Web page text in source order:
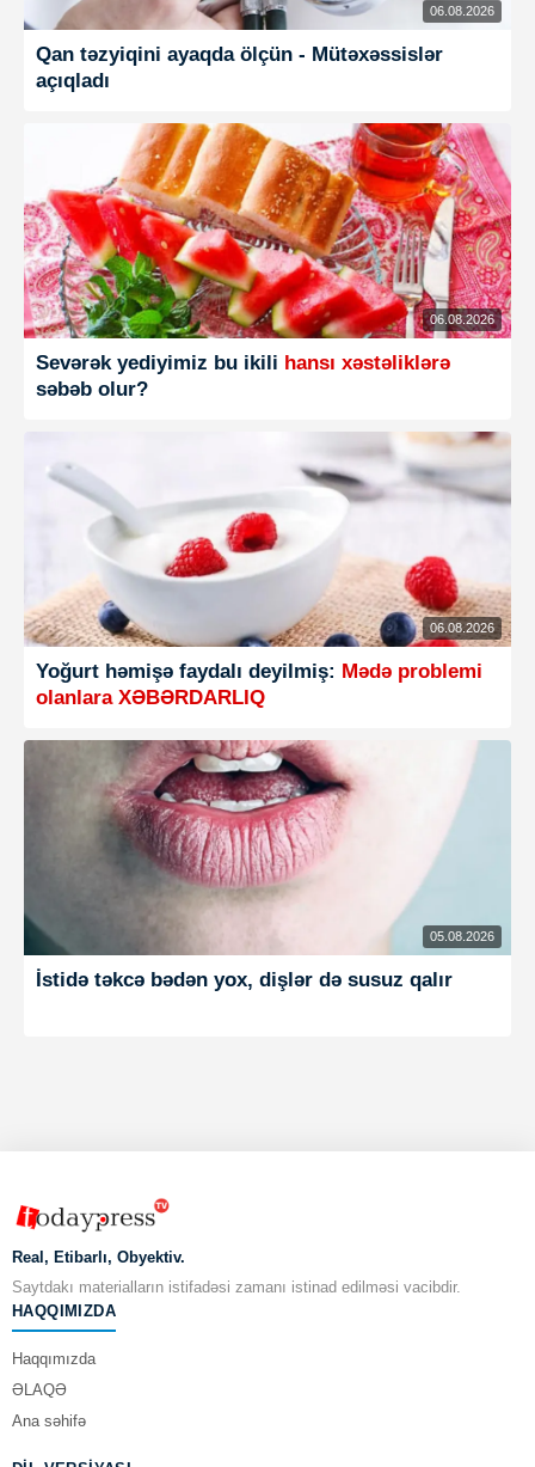
06.08.2026
Qan təzyiqini ayaqda ölçün - Mütəxəssislər
açıqladı
06.08.2026
Sevərək yediyimiz bu ikili hansı xəstəliklərə
səbəb olur?
06.08.2026
Yoğurt həmişə faydalı deyilmiş: Mədə problemi
olanlara XƏBƏRDARLIQ
05.08.2026
İstidə təkcə bədən yox, dişlər də susuz qalır
Real, Etibarlı, Obyektiv.
Saytdakı materialların istifadəsi zamanı istinad edilməsi vacibdir.
HAQQIMIZDA
Haqqımızda
ƏLAQƏ
Ana səhifə